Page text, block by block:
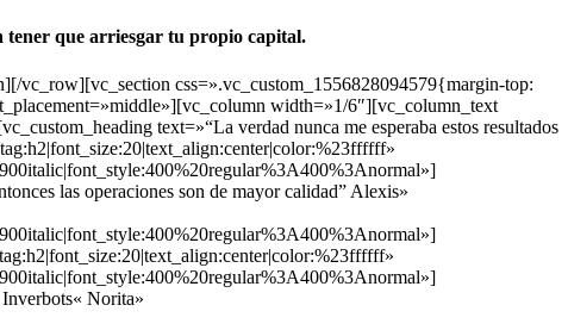
tener que arriesgar tu propio capital.
css=».vc_custom_1556828094579{margin-top:
width=»1/6″][vc_column_text
text=»“La verdad nunca me esperaba estos resultados
las operaciones son de mayor calidad” Alexis»
Norita»